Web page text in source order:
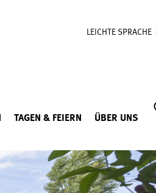
LEICHTE SPRACHE
TAGEN & FEIERN ÜBER UNS